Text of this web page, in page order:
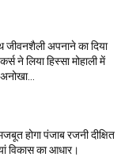
जीवनशैली अपनाने का दिया
ने लिया हिस्सा मोहाली में
होगा पंजाब रजनी दीक्षित
विकास का आधार।